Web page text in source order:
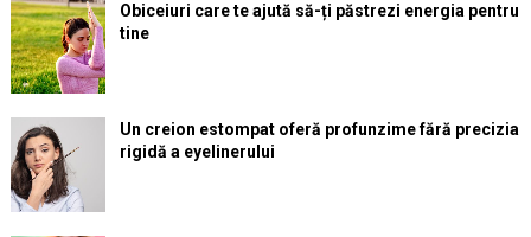
Obiceiuri care te ajută să-ți păstrezi energia pentru
tine
Un creion estompat oferă profunzime fără precizia
rigidă a eyelinerului